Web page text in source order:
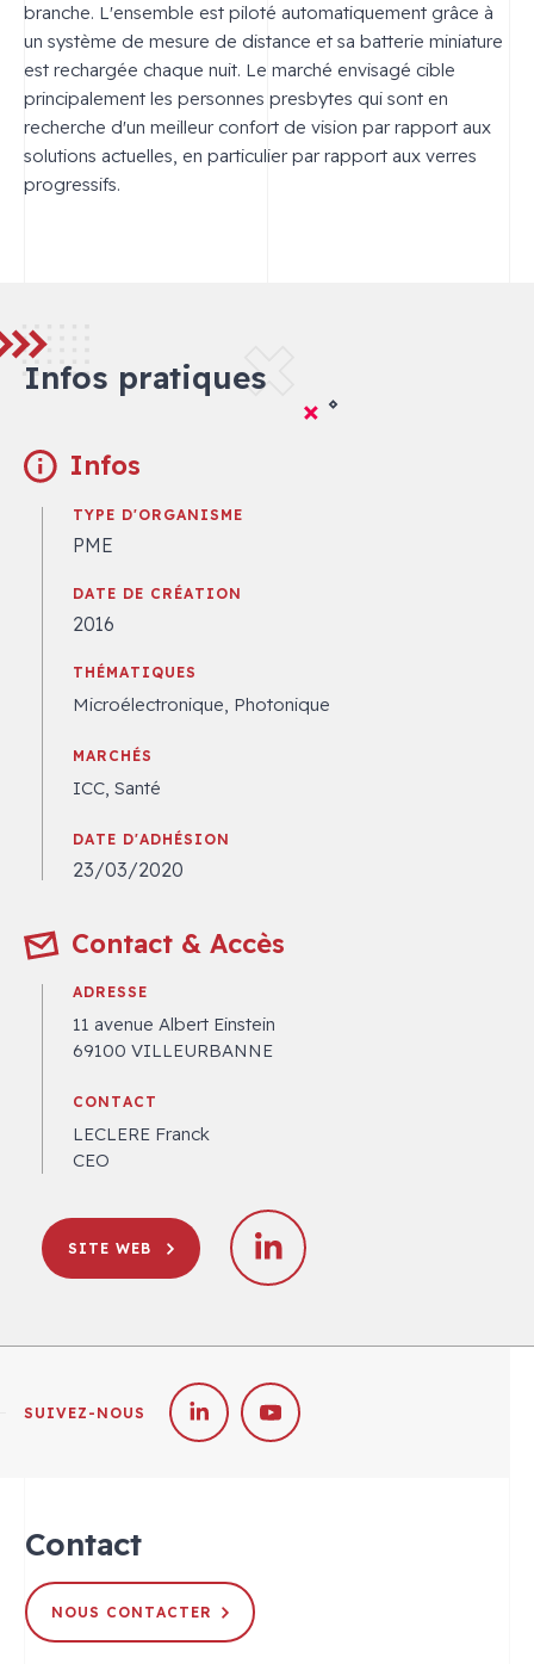
branche. L'ensemble est piloté automatiquement grâce à
un système de mesure de distance et sa batterie miniature
est rechargée chaque nuit. Le marché envisagé cible
principalement les personnes presbytes qui sont en
recherche d'un meilleur confort de vision par rapport aux
solutions actuelles, en particulier par rapport aux verres
progressifs.
Infos pratiques
Infos
TYPE D'ORGANISME
PME
DATE DE CRÉATION
2016
THÉMATIQUES
Microélectronique, Photonique
MARCHÉS
ICC, Santé
DATE D'ADHÉSION
23/03/2020
Contact & Accès
ADRESSE
11 avenue Albert Einstein
69100 VILLEURBANNE
CONTACT
LECLERE Franck
CEO
SITE WEB
SUIVEZ-NOUS
Contact
NOUS CONTACTER